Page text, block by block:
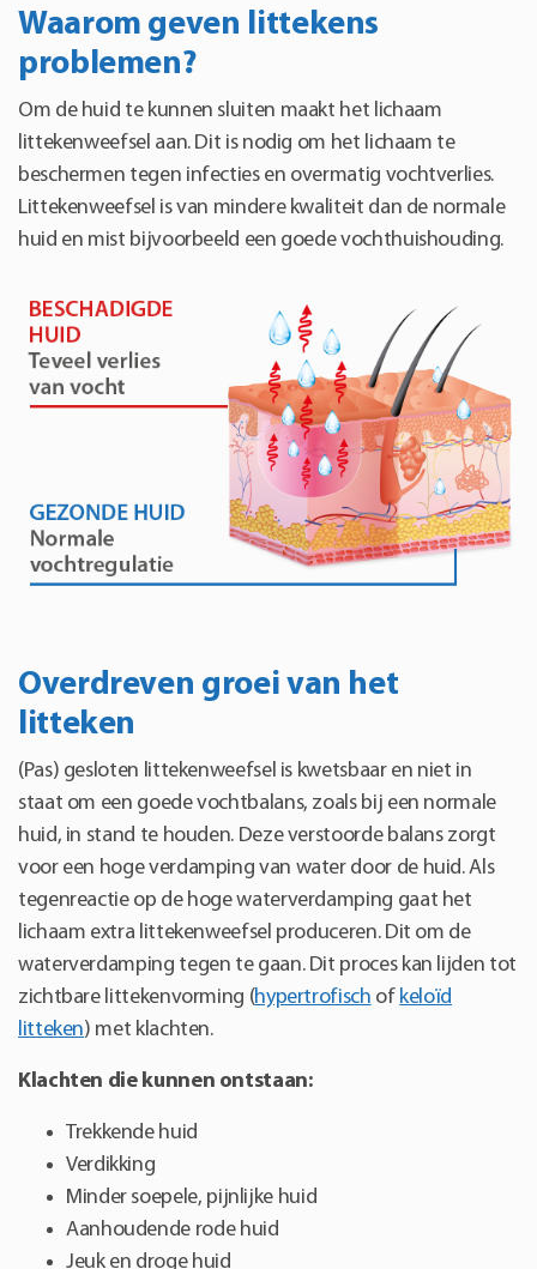
Waarom geven littekens
problemen?
Om de huid te kunnen sluiten maakt het lichaam
littekenweefsel aan. Dit is nodig om het lichaam te
beschermen tegen infecties en overmatig vochtverlies.
Littekenweefsel is van mindere kwaliteit dan de normale
huid en mist bijvoorbeeld een goede vochthuishouding.
Overdreven groei van het
litteken
(Pas) gesloten littekenweefsel is kwetsbaar en niet in
staat om een goede vochtbalans, zoals bij een normale
huid, in stand te houden. Deze verstoorde balans zorgt
voor een hoge verdamping van water door de huid. Als
tegenreactie op de hoge waterverdamping gaat het
lichaam extra littekenweefsel produceren. Dit om de
waterverdamping tegen te gaan. Dit proces kan lijden tot
zichtbare littekenvorming (hypertrofisch of keloïd
litteken) met klachten.
Klachten die kunnen ontstaan:
Trekkende huid
Verdikking
Minder soepele, pijnlijke huid
Aanhoudende rode huid
Jeuk en droge huid